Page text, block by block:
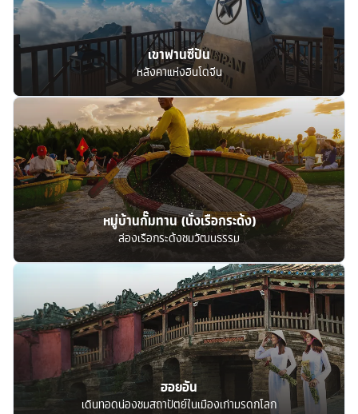
เขาฟานซีปัน
หลังคาแห่งอินโดจีน
หมู่บ้านกั๊มทาน (นั่งเรือกระด้ง)
ล่องเรือกระด้งชมวัฒนธรรม
ฮอยอัน
เดินทอดน่องชมสถาปัตย์ในเมืองเก่ามรดกโลก